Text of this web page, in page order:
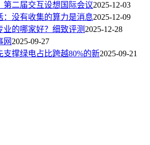
第二届交互设想国际会议2025-12-03
：没有收集的算力是消息2025-12-09
业的哪家好？细致评测2025-12-28
网2025-09-27
支撑绿电占比跨越80%的新2025-09-21